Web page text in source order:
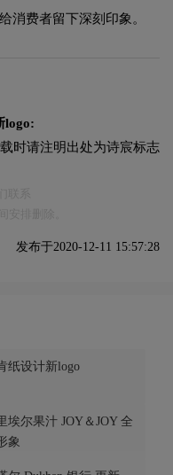
消费者留下深刻印象。
logo:
时请注明出处为诗宸标志
发布于2020-12-11 15:57:28
纸设计新logo
埃尔果汁 JOY＆JOY 全
象